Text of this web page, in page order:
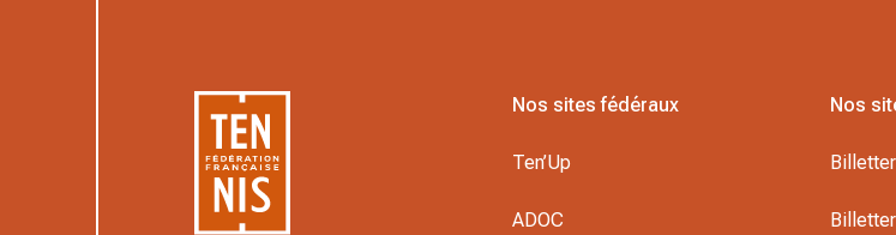
Nos sites fédéraux
Ten’Up
ADOC
Nos